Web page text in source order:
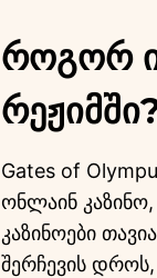
როგორ
Gates of
ონლაინ
კაზინოები
შერჩევის